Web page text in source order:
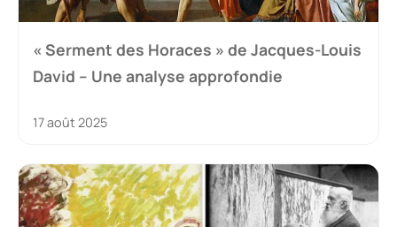
« Serment des Horaces » de Jacques-Louis
David – Une analyse approfondie
17 août 2025